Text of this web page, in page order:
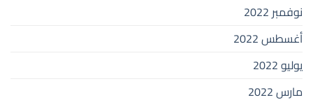
نوفمبر 2022
أغسطس 2022
يوليو 2022
مارس 2022